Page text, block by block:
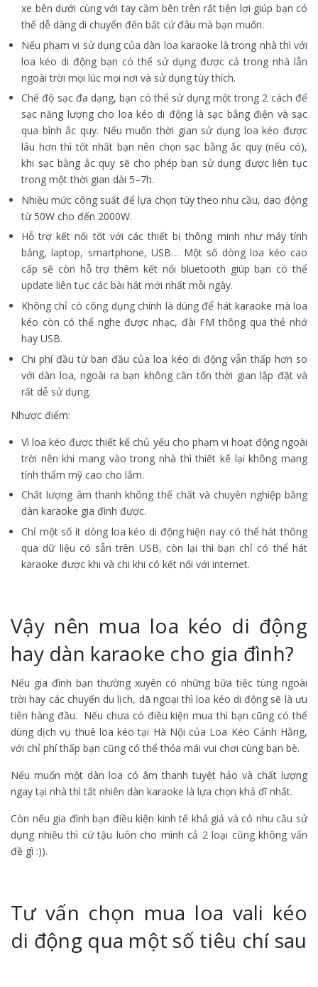
xe bên dưới cùng với tay cầm bên trên rất tiện lợi giúp bạn có
thể dễ dàng di chuyển đến bất cứ đâu mà bạn muốn.
Nếu phạm vi sử dụng của dàn loa karaoke là trong nhà thì với
loa kéo di động bạn có thể sử dụng được cả trong nhà lẫn
ngoài trời mọi lúc mọi nơi và sử dụng tùy thích.
Chế độ sạc đa dạng, bạn có thể sử dụng một trong 2 cách để
sạc năng lượng cho loa kéo di động là sạc bằng điện và sạc
qua bình ắc quy. Nếu muốn thời gian sử dụng loa kéo được
lâu hơn thì tốt nhất bạn nên chọn sạc bằng ắc quy (nếu có),
khi sạc bằng ắc quy sẽ cho phép bạn sử dụng được liên tục
trong một thời gian dài 5–7h.
Nhiều mức công suất để lựa chọn tùy theo nhu cầu, dao động
từ 50W cho đến 2000W.
Hỗ trợ kết nối tốt với các thiết bị thông minh như máy tính
bảng, laptop, smartphone, USB… Một số dòng loa kéo cao
cấp sẽ còn hỗ trợ thêm kết nối bluetooth giúp bạn có thể
update liên tục các bài hát mới nhất mỗi ngày.
Không chỉ có công dụng chính là dùng để hát karaoke mà loa
kéo còn có thể nghe được nhạc, đài FM thông qua thẻ nhớ
hay USB.
Chi phí đầu từ ban đầu của loa kéo di động vẫn thấp hơn so
với dàn loa, ngoài ra bạn không cần tốn thời gian lắp đặt và
rất dễ sử dụng.
Nhược điểm:
Vì loa kéo được thiết kế chủ yếu cho phạm vi hoạt động ngoài
trời nên khi mang vào trong nhà thì thiết kế lại không mang
tính thẩm mỹ cao cho lắm.
Chất lượng âm thanh không thể chất và chuyên nghiệp bằng
dàn karaoke gia đình được.
Chỉ một số ít dòng loa kéo di động hiện nay có thể hát thông
qua dữ liệu có sẵn trên USB, còn lại thì bạn chỉ có thể hát
karaoke được khi và chi khi có kết nối với internet.
Vậy nên mua loa kéo di động
hay dàn karaoke cho gia đình?
Nếu gia đình bạn thường xuyên có những bữa tiệc tùng ngoài
trời hay các chuyến du lịch, dã ngoại thì loa kéo di động sẽ là ưu
tiên hàng đầu. Nếu chưa có điều kiện mua thì bạn cũng có thể
dùng dịch vụ thuê loa kéo tại Hà Nội của Loa Kéo Cảnh Hằng,
với chỉ phí thấp bạn cũng có thể thỏa mái vui chơi cùng bạn bè.
Nếu muốn một dàn loa có âm thanh tuyệt hảo và chất lượng
ngay tại nhà thì tất nhiên dàn karaoke là lựa chọn khả dĩ nhất.
Còn nếu gia đình bạn điều kiện kinh tế khá giả và có nhu cầu sử
dụng nhiều thì cứ tậu luôn cho mình cả 2 loại cũng không vấn
đề gì :)).
Tư vấn chọn mua loa vali kéo
di động qua một số tiêu chí sau